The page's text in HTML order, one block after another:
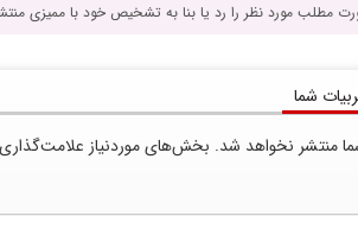
مطلب مورد نظر را رد یا بنا به تشخیص خود با ممیزی
شما
منتشر نخواهد شد. بخش‌های موردنیاز